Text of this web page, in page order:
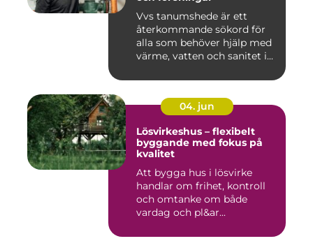
Vvs tanumshede är ett
återkommande sökord för
alla som behöver hjälp med
värme, vatten och sanitet i...
04. jun
Lösvirkeshus – flexibelt
byggande med fokus på
kvalitet
Att bygga hus i lösvirke
handlar om frihet, kontroll
och omtanke om både
vardag och pl&ar...